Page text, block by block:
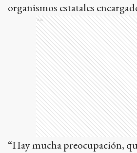
organismos estatales
Ads
“Hay mucha preocupación,